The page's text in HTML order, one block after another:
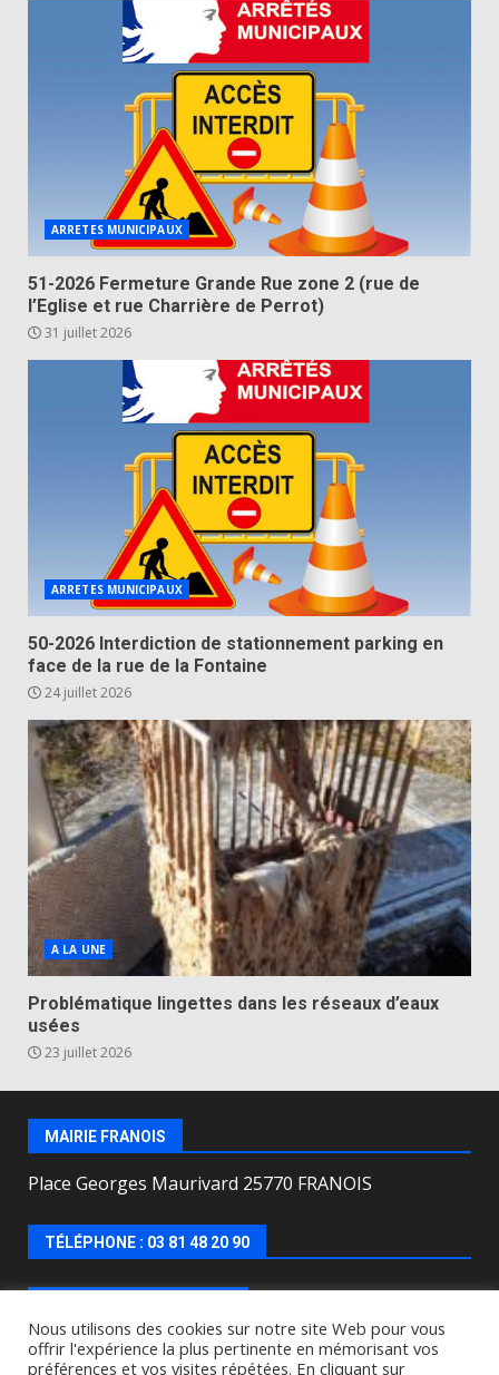
ARRETES MUNICIPAUX
51-2026 Fermeture Grande Rue zone 2 (rue de
l’Eglise et rue Charrière de Perrot)
31 juillet 2026
ARRETES MUNICIPAUX
50-2026 Interdiction de stationnement parking en
face de la rue de la Fontaine
24 juillet 2026
A LA UNE
Problématique lingettes dans les réseaux d’eaux
usées
23 juillet 2026
MAIRIE FRANOIS
Place Georges Maurivard 25770 FRANOIS
TÉLÉPHONE : 03 81 48 20 90
Lundi, mercredi, jeudi, vendredi de : 8h00 à 12h00 et
Nous utilisons des cookies sur notre site Web pour vous
offrir l'expérience la plus pertinente en mémorisant vos
préférences et vos visites répétées. En cliquant sur